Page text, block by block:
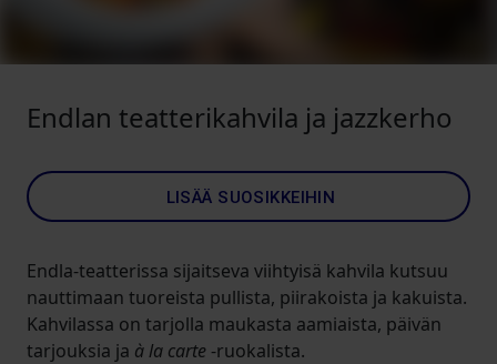
Endlan teatterikahvila ja jazzkerho
LISÄÄ SUOSIKKEIHIN
Endla-teatterissa sijaitseva viihtyisä kahvila kutsuu
nauttimaan tuoreista pullista, piirakoista ja kakuista.
Kahvilassa on tarjolla maukasta aamiaista, päivän
tarjouksia ja à la carte -ruokalista.